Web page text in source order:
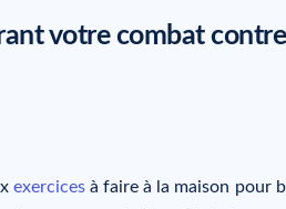
votre combat
exercicesà faire à la maison pour